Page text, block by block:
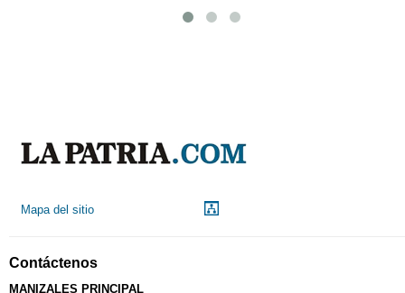
Mapa del sitio
Contáctenos
MANIZALES PRINCIPAL